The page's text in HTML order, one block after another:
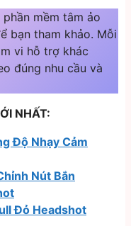
mềm tâm ảo
bạn tham khảo. Mỗi
vi hỗ trợ khác
đúng nhu cầu và
NHẤT:
Độ Nhạy Cảm
Nút Bắn
Đỏ Headshot